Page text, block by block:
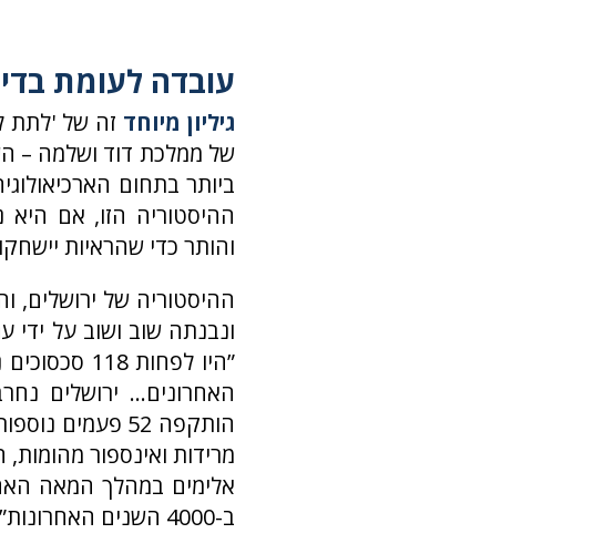
עובדה לעומת
גיליון מיוחד זה של 'לתת
של ממלכת דוד ושלמה –
ביותר בתחום
ההיסטוריה הזו, אם
והותר כדי שהראיות יישחקו
ההיסטוריה של ירושלים,
ונבנתה שוב ושוב על ידי
”היו
מרידות ואינספור
אלימים במהלך המאה
ב-4000 השנים האחרונות” (ירושלים הנצורה).